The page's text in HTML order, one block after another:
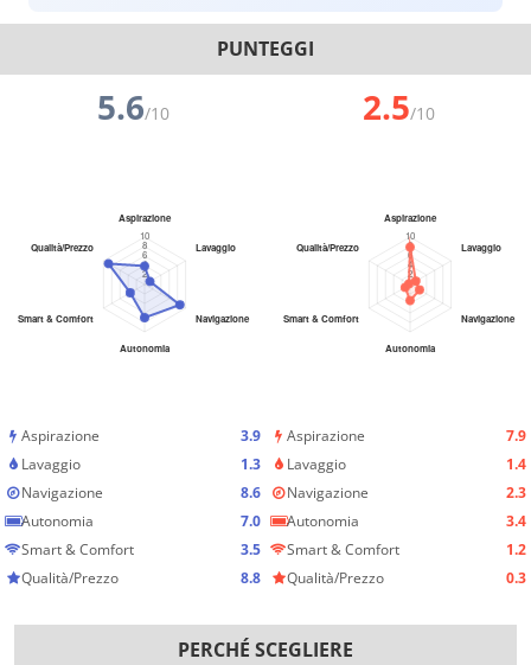
PUNTEGGI
5.6/10 2.5/10
Aspirazione
3.9
Lavaggio
1.3
Navigazione
8.6
Autonomia
7.0
Smart & Comfort
3.5
Qualità/Prezzo
8.8
Aspirazione
7.9
Lavaggio
1.4
Navigazione
2.3
Autonomia
3.4
Smart & Comfort
1.2
Qualità/Prezzo
0.3
PERCHÉ SCEGLIERE